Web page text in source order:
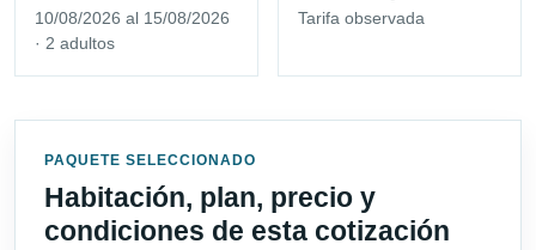
10/08/2026 al 15/08/2026
· 2 adultos
Tarifa observada
PAQUETE SELECCIONADO
Habitación, plan, precio y
condiciones de esta cotización